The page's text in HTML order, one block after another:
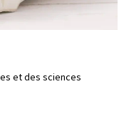
et des sciences